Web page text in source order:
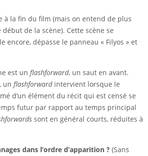
à la fin du film (mais on entend de plus
de la scène). Cette scène se
encore, dépasse le panneau « Filyos » et
est un flashforward, un saut en avant.
un flashforwardintervient lorsque le
d’un élément du récit qui est censé se
futur par rapport au temps principal
sont en général courts, réduites à
dans l’ordre d’apparition ? (Sans